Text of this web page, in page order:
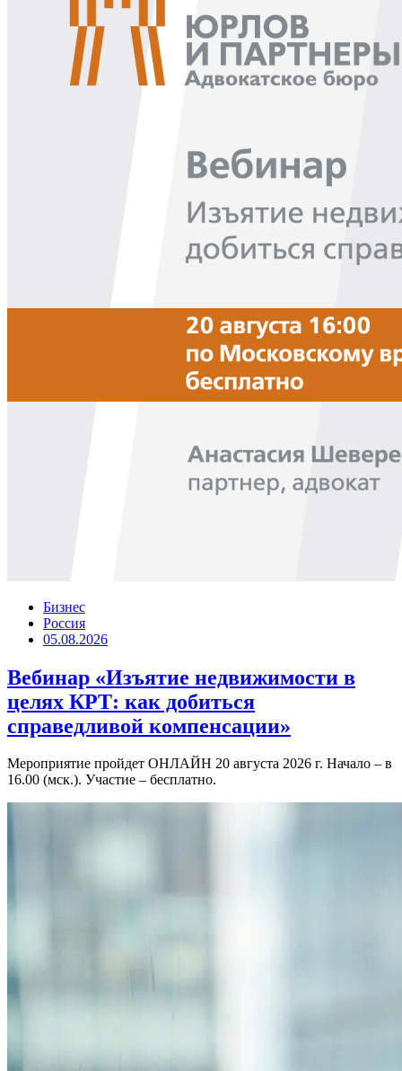
Бизнес
Россия
05.08.2026
Вебинар «Изъятие недвижимости в
целях КРТ: как добиться
справедливой компенсации»
Мероприятие пройдет ОНЛАЙН 20 августа 2026 г. Начало – в
16.00 (мск.). Участие – бесплатно.